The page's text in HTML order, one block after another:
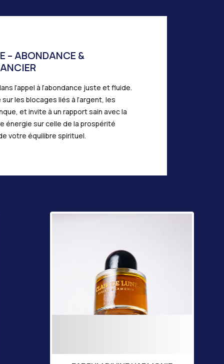
– ABONDANCE &
l’appel à l’abondance juste et fluide.
les blocages liés à l’argent, les
et invite à un rapport sain avec la
énergie sur celle de la prospérité
votre équilibre spirituel.